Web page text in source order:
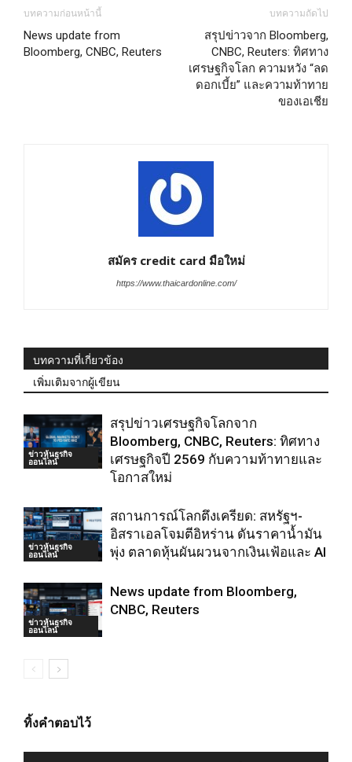
บทความก่อนหน้านี้
News update from
Bloomberg, CNBC, Reuters
บทความถัดไป
สรุปข่าวจาก Bloomberg,
CNBC, Reuters: ทิศทาง
เศรษฐกิจโลก ความหวัง “ลด
ดอกเบี้ย” และความท้าทาย
ของเอเชีย
สมัคร credit card มือใหม่
https://www.thaicardonline.com/
บทความที่เกี่ยวข้อง
เพิ่มเติมจากผู้เขียน
ข่าวหุ้นธุรกิจ
ออนไลน์
สรุปข่าวเศรษฐกิจโลกจาก
Bloomberg, CNBC, Reuters: ทิศทาง
เศรษฐกิจปี 2569 กับความท้าทายและ
โอกาสใหม่
ข่าวหุ้นธุรกิจ
ออนไลน์
สถานการณ์โลกตึงเครียด: สหรัฐฯ-
อิสราเอลโจมตีอิหร่าน ดันราคาน้ำมัน
พุ่ง ตลาดหุ้นผันผวนจากเงินเฟ้อและ AI
ข่าวหุ้นธุรกิจ
ออนไลน์
News update from Bloomberg,
CNBC, Reuters
ทิ้งคำตอบไว้